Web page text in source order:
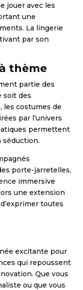
jouer avec les
une
La lingerie
par son
thème
partie des
soit des
les costumes de
par l’univers
permettent
séduction.
porte-jarretelles,
immersive
une extension
toutes
excitante pour
qui repoussent
Que vous
ou que vous